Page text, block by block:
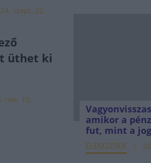
szept. 22.
üthet ki
nov. 15.
amikor a
fut, mint a jog
ELEMZÉSEK